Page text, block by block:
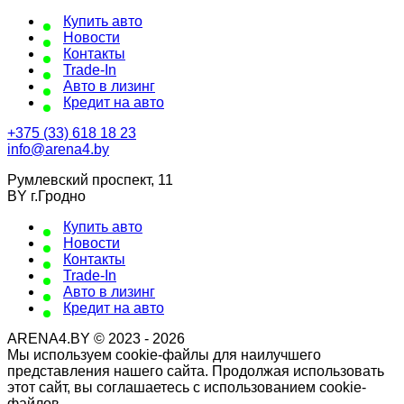
Купить авто
Новости
Контакты
Trade-In
Авто в лизинг
Кредит на авто
+375 (33) 618 18 23
info@arena4.by
Румлевский проспект, 11
BY г.Гродно
Купить авто
Новости
Контакты
Trade-In
Авто в лизинг
Кредит на авто
ARENA4.BY © 2023 - 2026
Мы используем cookie-файлы для наилучшего
представления нашего сайта. Продолжая использовать
этот сайт, вы соглашаетесь с использованием cookie-